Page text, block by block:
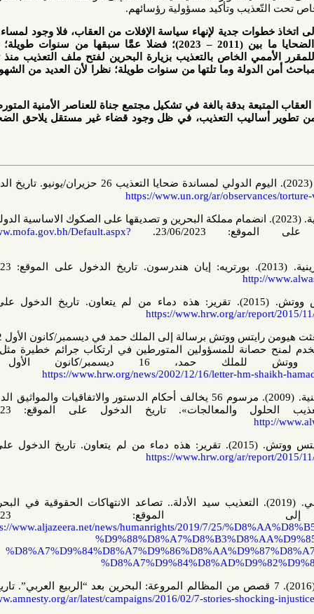
وتأكيد مسؤولية رؤسائهم.
جدية لإنهاء سياسة الإفلات من العقاب، فلا وجود لمساءلة حقيقية
عمَّن تورط بتعذيب الآلاف من الضحايا ما بين (2011 – 2023)؛ فضلا عمَّا سبقها من سنوات طويلة؛ ولو كانت
الخاص بالتعذيب بزيارة البحرين لفتح ملف التعذيب منذ تولي إيان
مباحث أمن الدولة وما تلتها من سنوات طويلة؛ نظرا لأن العديد من الشهود الضحايا
بدقة بالغة في تشكيل مجتمع جناة للعناصر الأمنية المتورطة بقضايا
التعذيب، في ظل وجود قضاء غير مستقل يلاحق الضحايا ويوفر
موقع منظمة الأمم المتحدة. (2023). اليوم الدولي لمساندة ضحايا التعذيب 26 حزيران/يونيو. تاريخ الدخول على
https://www.un.org/ar/
وزارة الخارجية البحرينية. (2023). انضمام مملكة البحرين و تصديقها على الصكوك الاساسية الدولية لحقوق
06/2023.
https://www.mofa.gov.bh/Default.aspx?
موقع منظمة هيومن رايتس ووتش. (2015). تقرير: هذه دماء من لم يتعاون. تاريخ الدخول على الموقع:
https://www.hrw.org/ar/
المرسوم الملكي 56/2002. بعثت هيومن رايتس ووتش برسالة إلى الملك حمد في ديسمبر/كانون الأول 2002 تحثه
للمسؤولين المتورطين في ارتكاب جرائم خطيرة مثل التعذيب.
كانون الأول 2002،
https://www.hrw.org/news/2002/12/16/letter-hm-
موقع صحفية الوسط البحرينية. (2009). مرسوم 56 يخالف أحكام الدستور والاتفاقيات والمواثيق الدولية. ندوة
تاريخ الدخول على الموقع: 23/06/2023.
[7] موقع منظمة هيومن رايتس ووتش. (2015). تقرير: هذه دماء من لم يتعاون. تاريخ الدخول على الموقع:
https://www.hrw.org/ar/
قناة الجزيرة الإلكتروني. (2019). التعذيب سيد الأدلة.. تصاعد الانتهاكات الحقوقية في البحرين. تاريخ
23/06/2023.
https://www.aljazeera.net/news/humanrights/2019/7/25/
منظمة العفو الدولية. (2016). 7 قصص من المظالم المروعة: البحرين بعد “الربيع العربي”. تاريخ الدخول
https://www.amnesty.org/ar/latest/campaigns/2016/02/7-stories-